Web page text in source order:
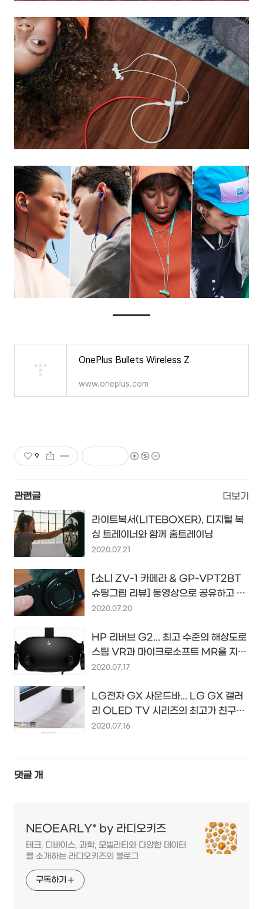
OnePlus Bullets Wireless Z
www.oneplus.com
9
관련글 더보기
라이트복서(LITEBOXER), 디지털 복
싱 트레이너와 함께 홈트레이닝
2020.07.21
[소니 ZV-1 카메라 & GP-VPT2BT
슈팅그립 리뷰] 동영상으로 공유하고 싶
은 요즘 사람을 위한 동영상 카메라
2020.07.20
HP 리버브 G2... 최고 수준의 해상도로
스팀 VR과 마이크로소프트 MR을 지원
하는 HP의 새로운 VR 헤드셋...
2020.07.17
LG전자 GX 사운드바... LG GX 갤러
리 OLED TV 시리즈의 최고가 친구가
되어줄 고음질 사운드 컴페니언...
2020.07.16
댓글 개
NEOEARLY* by 라디오키즈
테크, 디바이스, 과학, 모빌리티와 다양한 데이터
를 소개하는 라디오키즈의 블로그
구독하기